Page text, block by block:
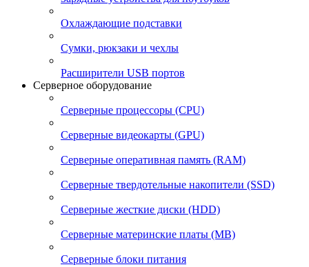
Охлаждающие подставки
Сумки, рюкзаки и чехлы
Расширители USB портов
Серверное оборудование
Серверные процессоры (CPU)
Серверные видеокарты (GPU)
Серверные оперативная память (RAM)
Серверные твердотельные накопители (SSD)
Серверные жесткие диски (HDD)
Серверные материнские платы (MB)
Серверные блоки питания